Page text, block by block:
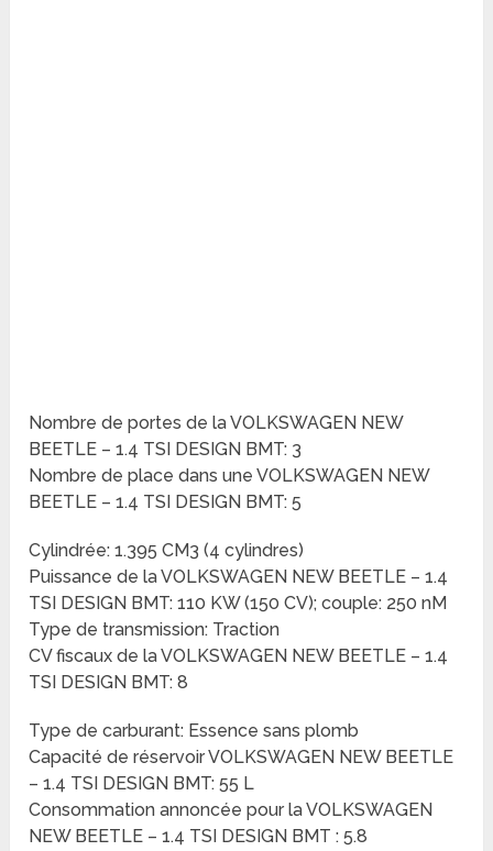
Nombre de portes de la VOLKSWAGEN NEW
BEETLE – 1.4 TSI DESIGN BMT: 3
Nombre de place dans une VOLKSWAGEN NEW
BEETLE – 1.4 TSI DESIGN BMT: 5
Cylindrée: 1.395 CM3 (4 cylindres)
Puissance de la VOLKSWAGEN NEW BEETLE – 1.4
TSI DESIGN BMT: 110 KW (150 CV); couple: 250 nM
Type de transmission: Traction
CV fiscaux de la VOLKSWAGEN NEW BEETLE – 1.4
TSI DESIGN BMT: 8
Type de carburant: Essence sans plomb
Capacité de réservoir VOLKSWAGEN NEW BEETLE
– 1.4 TSI DESIGN BMT: 55 L
Consommation annoncée pour la VOLKSWAGEN
NEW BEETLE – 1.4 TSI DESIGN BMT : 5.8